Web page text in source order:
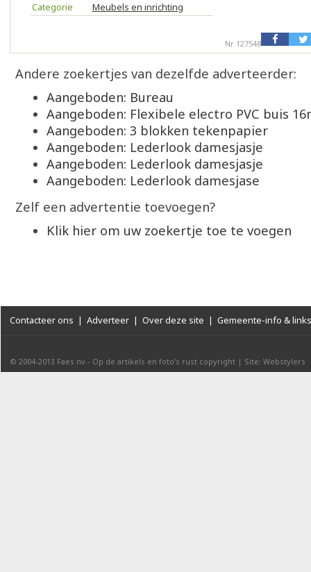
Categorie
Meubels en inrichting
Nr 127548
Andere zoekertjes van dezelfde adverteerder:
Aangeboden: Bureau
Aangeboden: Flexibele electro PVC buis
Aangeboden: 3 blokken tekenpapier
Aangeboden: Lederlook damesjasje
Aangeboden: Lederlook damesjasje
Aangeboden: Lederlook damesjase
Zelf een advertentie toevoegen?
Klik hier om uw zoekertje toe te voegen
Contacteer ons | Adverteer | Over deze site | Gemeente-info & links
© 2004-2013 Faes nv - Op de artikels en foto’s rust copyright | Site: Webstylers